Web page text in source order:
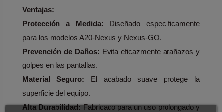
Ventajas:
Protección a Medida:
Diseñado específicamente
para los modelos A20-Nexus y Nexus-GO.
Prevención de Daños: Evita eficazmente arañazos y
golpes en las pantallas.
Material Seguro:
El acabado suave protege la
superficie del equipo.
Alta Durabilidad: Fabricado para un uso prolongado y